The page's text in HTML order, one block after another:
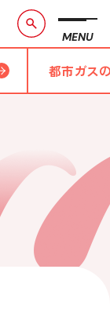
MENU
都市ガス